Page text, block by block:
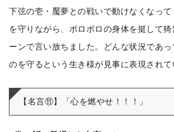
下弦の壱・魘夢との戦いで動けなくなっ
を守りながら、ボロボロの身体を挺して
ーンで言い放ちました。どんな状況であ
のを守るという生き様が見事に表現されて
【名言⑪】「心を燃やせ！！！」